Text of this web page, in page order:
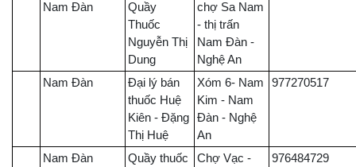
Nam Đàn
Quầy
Thuốc
Nguyễn Thị
Dung
chợ Sa Nam
- thị trấn
Nam Đàn -
Nghệ An
Nam Đàn
Đại lý bán
thuốc Huệ
Kiên - Đặng
Thị Huệ
Xóm 6- Nam
Kim - Nam
Đàn - Nghệ
An
977270517
Nam Đàn
Quầy thuốc
Chợ Vạc -
976484729